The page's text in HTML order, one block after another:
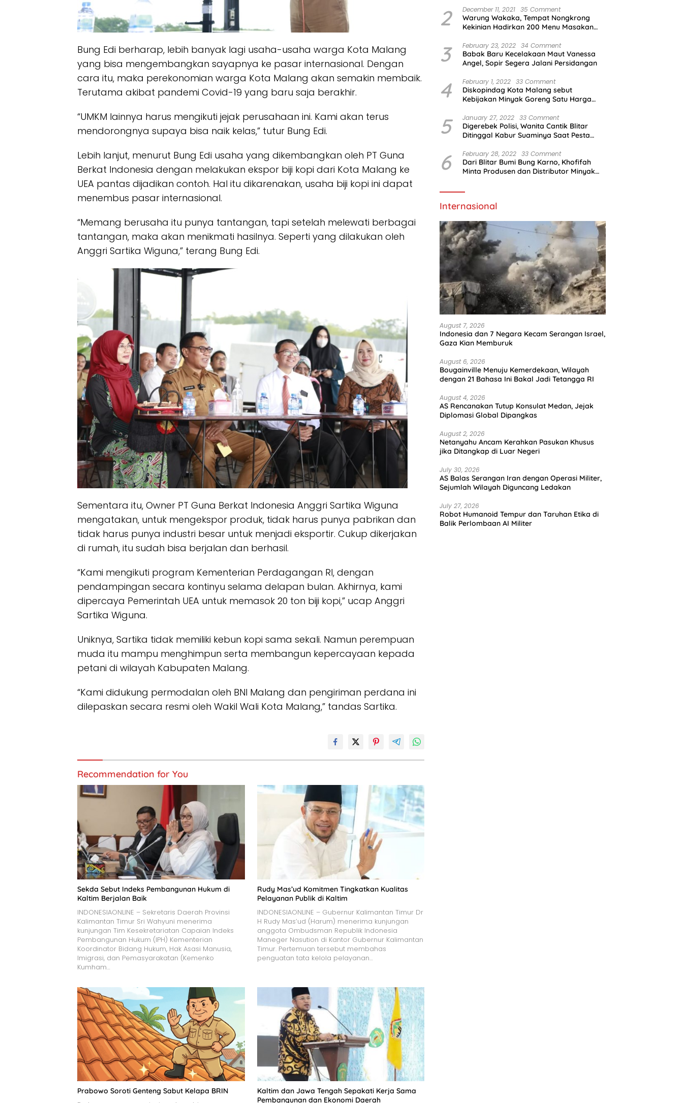
Bung Edi berharap, lebih banyak lagi usaha-usaha warga Kota Malang
yang bisa mengembangkan sayapnya ke pasar internasional. Dengan
cara itu, maka perekonomian warga Kota Malang akan semakin membaik.
Terutama akibat pandemi Covid-19 yang baru saja berakhir.
“UMKM lainnya harus mengikuti jejak perusahaan ini. Kami akan terus
mendorongnya supaya bisa naik kelas,” tutur Bung Edi.
Lebih lanjut, menurut Bung Edi usaha yang dikembangkan oleh PT Guna
Berkat Indonesia dengan melakukan ekspor biji kopi dari Kota Malang ke
UEA pantas dijadikan contoh. Hal itu dikarenakan, usaha biji kopi ini dapat
menembus pasar internasional.
“Memang berusaha itu punya tantangan, tapi setelah melewati berbagai
tantangan, maka akan menikmati hasilnya. Seperti yang dilakukan oleh
Anggri Sartika Wiguna,” terang Bung Edi.
Sementara itu, Owner PT Guna Berkat Indonesia Anggri Sartika Wiguna
mengatakan, untuk mengekspor produk, tidak harus punya pabrikan dan
tidak harus punya industri besar untuk menjadi eksportir. Cukup dikerjakan
di rumah, itu sudah bisa berjalan dan berhasil.
“Kami mengikuti program Kementerian Perdagangan RI, dengan
pendampingan secara kontinyu selama delapan bulan. Akhirnya, kami
dipercaya Pemerintah UEA untuk memasok 20 ton biji kopi,” ucap Anggri
Sartika Wiguna.
Uniknya, Sartika tidak memiliki kebun kopi sama sekali. Namun perempuan
muda itu mampu menghimpun serta membangun kepercayaan kepada
petani di wilayah Kabupaten Malang.
“Kami didukung permodalan oleh BNI Malang dan pengiriman perdana ini
dilepaskan secara resmi oleh Wakil Wali Kota Malang,” tandas Sartika.
Recommendation for You
Sekda Sebut Indeks Pembangunan Hukum di
Kaltim Berjalan Baik
INDONESIAONLINE – Sekretaris Daerah Provinsi
Kalimantan Timur Sri Wahyuni menerima
kunjungan Tim Kesekretariatan Capaian Indeks
Pembangunan Hukum (IPH) Kementerian
Koordinator Bidang Hukum, Hak Asasi Manusia,
Imigrasi, dan Pemasyarakatan (Kemenko
Kumham…
Rudy Mas’ud Komitmen Tingkatkan Kualitas
Pelayanan Publik di Kaltim
INDONESIAONLINE – Gubernur Kalimantan Timur Dr
H Rudy Mas’ud (Harum) menerima kunjungan
anggota Ombudsman Republik Indonesia
Maneger Nasution di Kantor Gubernur Kalimantan
Timur. Pertemuan tersebut membahas
penguatan tata kelola pelayanan…
Prabowo Soroti Genteng Sabut Kelapa BRIN
Kaltim dan Jawa Tengah Sepakati Kerja Sama
Pembangunan dan Ekonomi Daerah
2 December 11, 2021 35 Comment
Warung Wakaka, Tempat Nongkrong
Kekinian Hadirkan 200 Menu Masakan
3 February 23, 2022 34 Comment
Babak Baru Kecelakaan Maut Vanessa
Angel, Sopir Segera Jalani Persidangan
4 February 1, 2022 33 Comment
Diskopindag Kota Malang sebut
Kebijakan Minyak Goreng Satu Harga
5 January 27, 2022 33 Comment
Digerebek Polisi, Wanita Cantik Blitar
Ditinggal Kabur Suaminya Saat Pesta
6 February 28, 2022 33 Comment
Dari Blitar Bumi Bung Karno, Khofifah
Minta Produsen dan Distributor Minyak
Internasional
August 7, 2026
Indonesia dan 7 Negara Kecam Serangan Israel,
Gaza Kian Memburuk
August 6, 2026
Bougainville Menuju Kemerdekaan, Wilayah
dengan 21 Bahasa Ini Bakal Jadi Tetangga RI
August 4, 2026
AS Rencanakan Tutup Konsulat Medan, Jejak
Diplomasi Global Dipangkas
August 2, 2026
Netanyahu Ancam Kerahkan Pasukan Khusus
jika Ditangkap di Luar Negeri
July 30, 2026
AS Balas Serangan Iran dengan Operasi Militer,
Sejumlah Wilayah Diguncang Ledakan
July 27, 2026
Robot Humanoid Tempur dan Taruhan Etika di
Balik Perlombaan AI Militer